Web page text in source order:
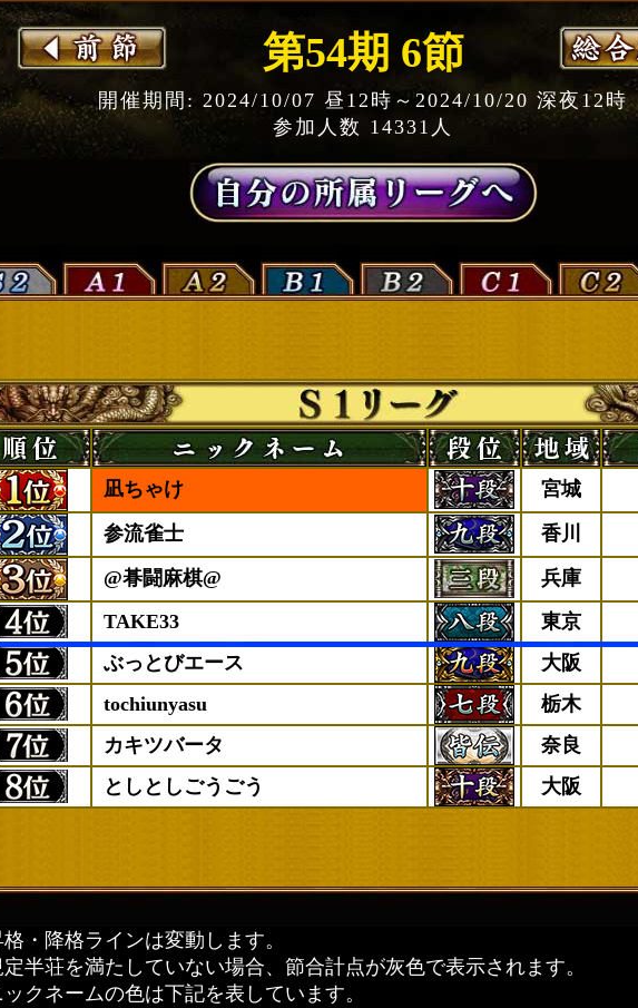
第54期 6節
開催期間: 2024/10/07 昼12時～2024/10/20 深夜12時
参加人数 14331人
凪ちゃけ 宮城
参流雀士
香川
@朞闘麻棋@
兵庫
TAKE33
東京
ぶっとびエース
大阪
tochiunyasu
栃木
カキツバータ
奈良
としとしごうごう
大阪
・降格ラインは変動します。
定半荘を満たしていない場合、節合計点が灰色で表示されます。
ックネームの色は下記を表しています。